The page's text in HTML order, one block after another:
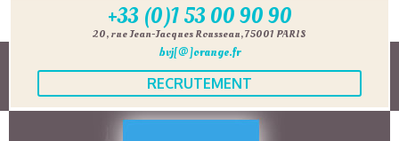
+33 (0)1 53 00 90 90
20, rue Jean-Jacques Rousseau, 75001 PARIS
bvj[@]orange.fr
RECRUTEMENT